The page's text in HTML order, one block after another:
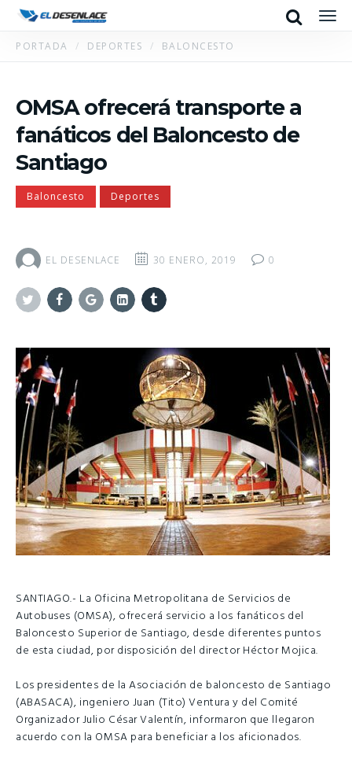
Search
PORTADA DEPORTES BALONCESTO
OMSA ofrecerá transporte a
fanáticos del Baloncesto de
Santiago
Baloncesto Deportes
EL DESENLACE 30 ENERO, 2019 0
SANTIAGO.- La Oficina Metropolitana de Servicios de
Autobuses (OMSA), ofrecerá servicio a los fanáticos del
Baloncesto Superior de Santiago, desde diferentes puntos
de esta ciudad, por disposición del director Héctor Mojica.
Los presidentes de la Asociación de baloncesto de Santiago
(ABASACA), ingeniero Juan (Tito) Ventura y del Comité
Organizador Julio César Valentín, informaron que llegaron
acuerdo con la OMSA para beneficiar a los aficionados.